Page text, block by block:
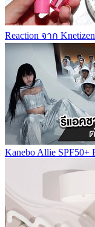
Reaction จาก
Kanebo Allie SPF50+